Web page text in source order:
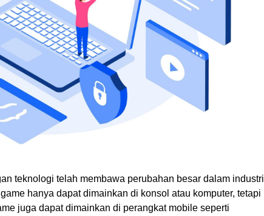
teknologi telah membawa perubahan besar dalam industri
hanya dapat dimainkan di konsol atau komputer, tetapi
juga dapat dimainkan di perangkat mobile seperti